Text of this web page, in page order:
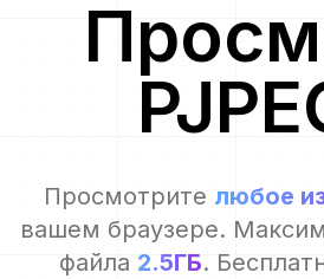
Просмотрите любое
вашем браузере.
файла 2.5ГБ.